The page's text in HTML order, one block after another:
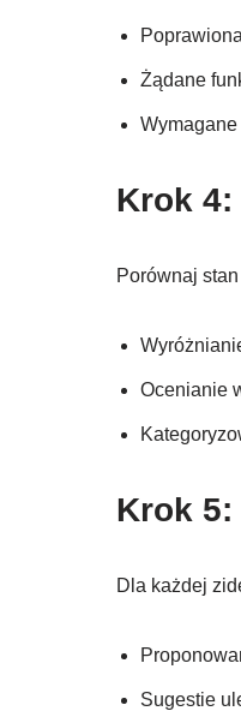
Żądane
Krok
Porównaj
Ocenianie
Krok
Dla każdej
Sugestie